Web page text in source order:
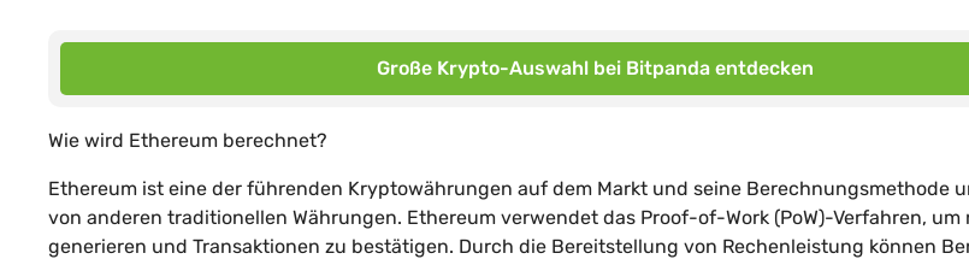
Große Krypto-Auswahl bei Bitpanda entdecken
Wie wird Ethereum berechnet?
Ethereum ist eine der führenden Kryptowährungen auf dem Markt und seine Berechnungsmethode
von anderen traditionellen Währungen. Ethereum verwendet das Proof-of-Work (PoW)-Verfahren, um
generieren und Transaktionen zu bestätigen. Durch die Bereitstellung von Rechenleistung können